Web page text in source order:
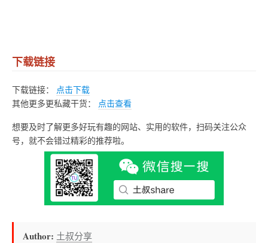
下载链接
下载链接： 点击下载
其他更多更私藏干货： 点击查看
想要及时了解更多好玩有趣的网站、实用的软件，扫码关注公众
号，就不会错过精彩的推荐啦。
Author: 土叔分享